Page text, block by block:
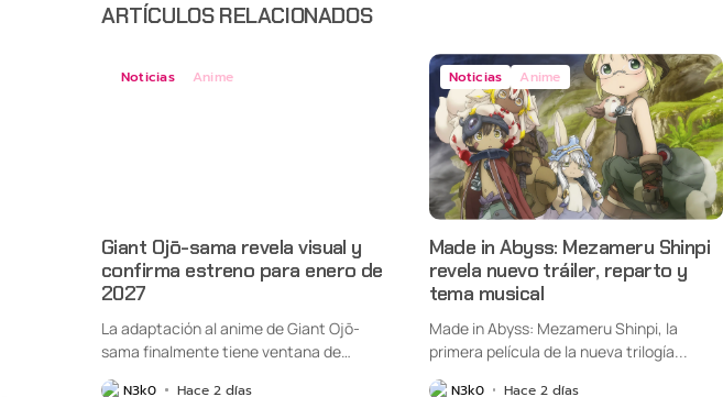
ARTÍCULOS RELACIONADOS
Noticias Anime
Giant Ojō-sama revela visual y
confirma estreno para enero de
2027
La adaptación al anime de Giant Ojō-
sama finalmente tiene ventana de
N3k0 Hace 2 días
Noticias Anime
Made in Abyss: Mezameru Shinpi
revela nuevo tráiler, reparto y
tema musical
Made in Abyss: Mezameru Shinpi, la
primera película de la nueva trilogía...
N3k0 Hace 2 días